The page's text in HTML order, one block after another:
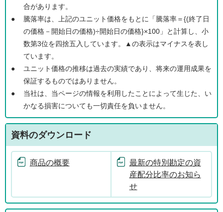
合があります。
●
騰落率は、上記のユニット価格をもとに「騰落率＝{(終了日
の価格－開始日の価格)÷開始日の価格}×100」と計算し、小
数第3位を四捨五入しています。▲の表示はマイナスを表し
ています。
●
ユニット価格の推移は過去の実績であり、将来の運用成果を
保証するものではありません。
●
当社は、当ページの情報を利用したことによって生じた、い
かなる損害についても一切責任を負いません。
資料のダウンロード
商品の概要
最新の特別勘定の資
産配分比率のお知ら
せ